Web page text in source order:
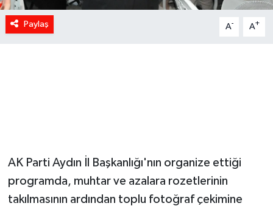
Paylaş A- A+
AK Parti Aydın İl Başkanlığı'nın organize ettiği
programda, muhtar ve azalara rozetlerinin
takılmasının ardından toplu fotoğraf çekimine